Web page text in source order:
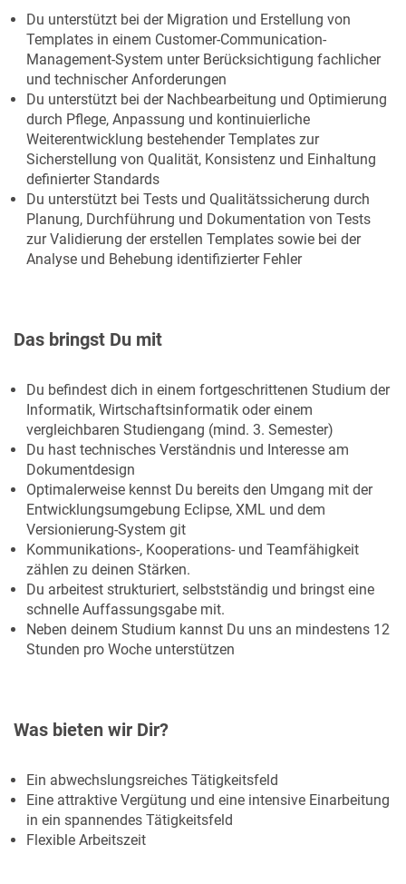
Du unterstützt bei der Migration und Erstellung von
Templates in einem Customer-Communication-
Management-System unter Berücksichtigung fachlicher
und technischer Anforderungen
Du unterstützt bei der Nachbearbeitung und Optimierung
durch Pflege, Anpassung und kontinuierliche
Weiterentwicklung bestehender Templates zur
Sicherstellung von Qualität, Konsistenz und Einhaltung
definierter Standards
Du unterstützt bei Tests und Qualitätssicherung durch
Planung, Durchführung und Dokumentation von Tests
zur Validierung der erstellen Templates sowie bei der
Analyse und Behebung identifizierter Fehler
Das bringst Du mit
Du befindest dich in einem fortgeschrittenen Studium der
Informatik, Wirtschaftsinformatik oder einem
vergleichbaren Studiengang (mind. 3. Semester)
Du hast technisches Verständnis und Interesse am
Dokumentdesign
Optimalerweise kennst Du bereits den Umgang mit der
Entwicklungsumgebung Eclipse, XML und dem
Versionierung-System git
Kommunikations-, Kooperations- und Teamfähigkeit
zählen zu deinen Stärken.
Du arbeitest strukturiert, selbstständig und bringst eine
schnelle Auffassungsgabe mit.
Neben deinem Studium kannst Du uns an mindestens 12
Stunden pro Woche unterstützen
Was bieten wir Dir?
Ein abwechslungsreiches Tätigkeitsfeld
Eine attraktive Vergütung und eine intensive Einarbeitung
in ein spannendes Tätigkeitsfeld
Flexible Arbeitszeit